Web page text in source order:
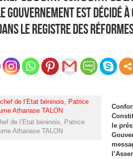
Gouvernement est décidé
le registre des
de l’Etat béninois, Patrice
Athanase TALON
le